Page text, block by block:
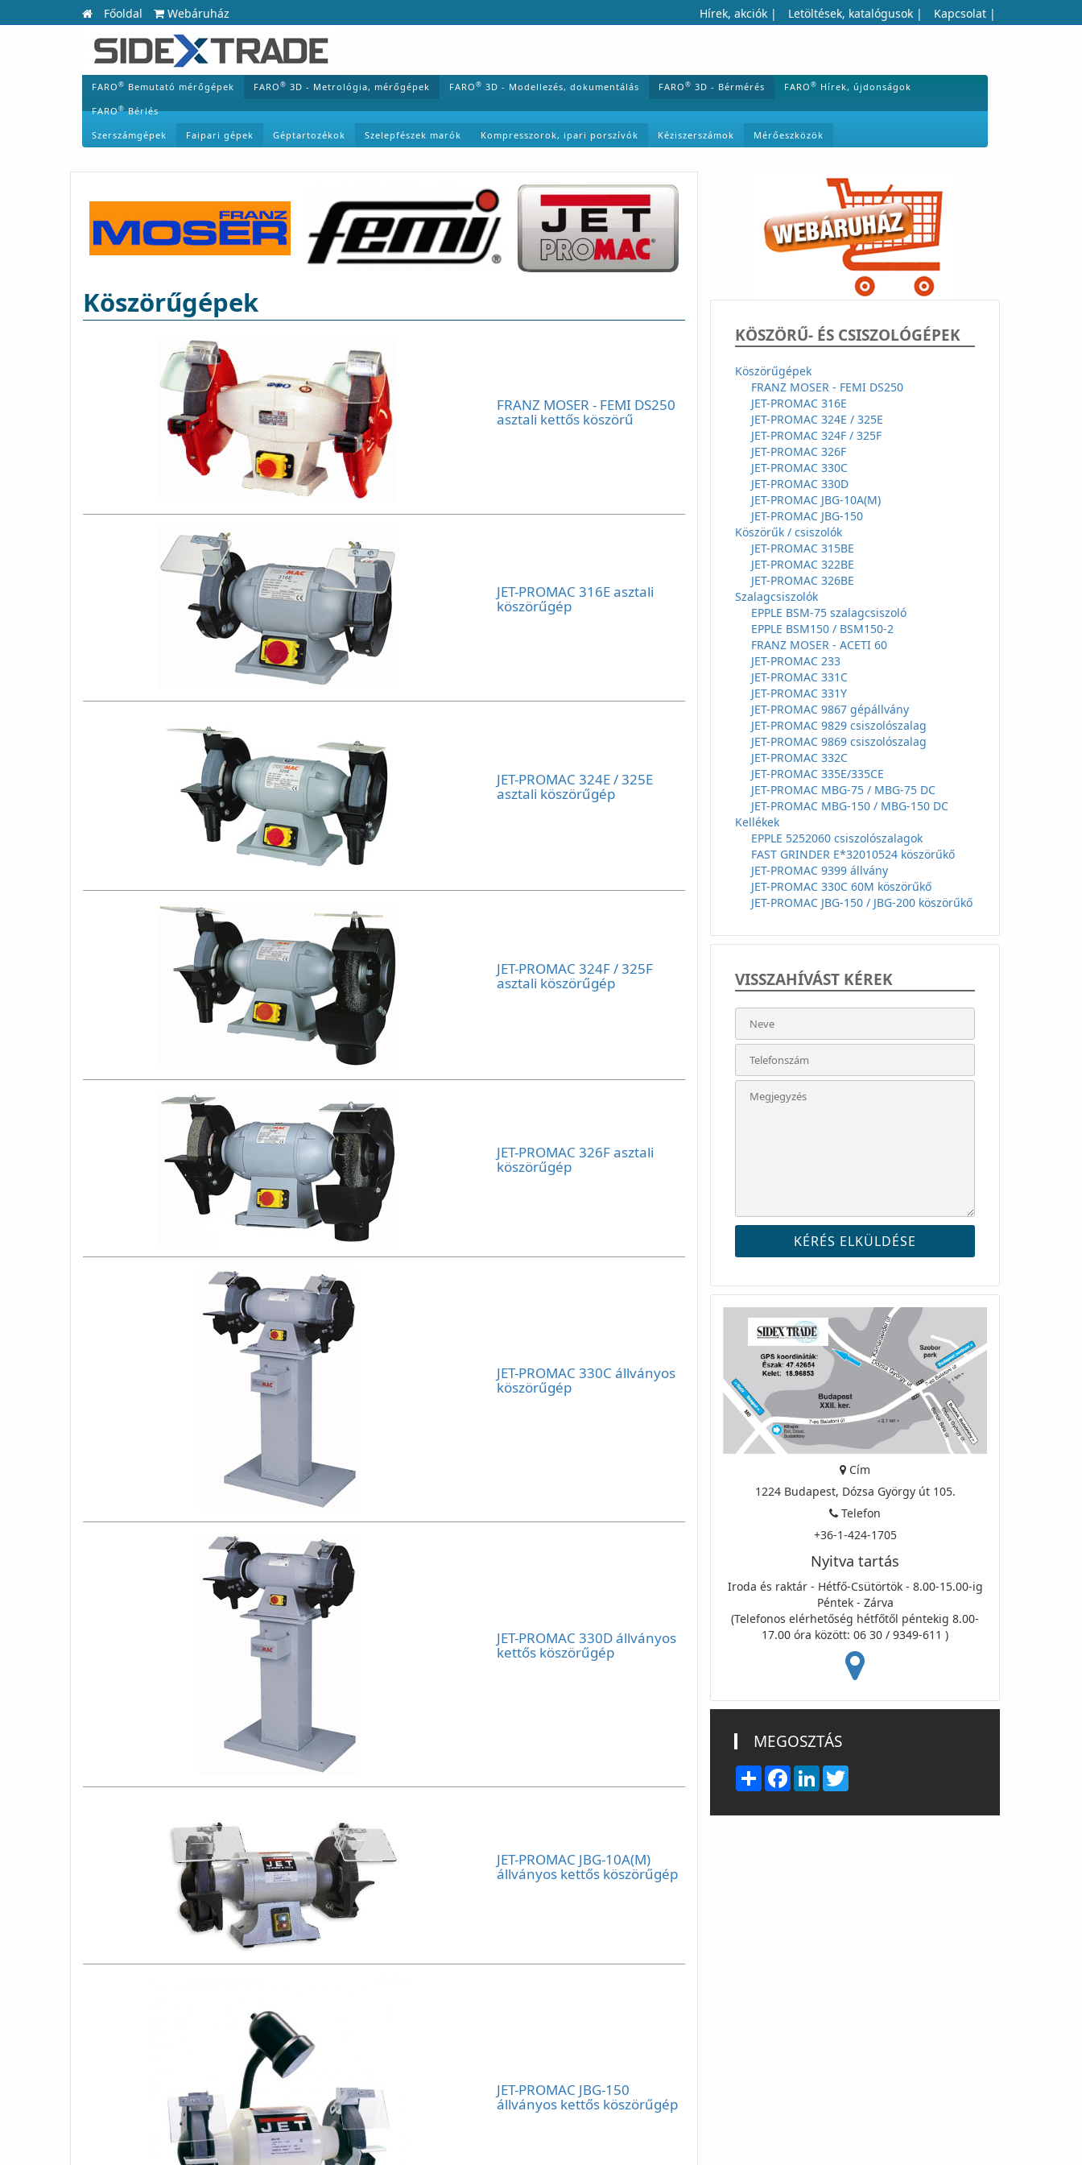
Főoldal Webáruház Hírek, akciók | Letöltések, katalógusok | Kapcsolat |
FARO® Bemutató mérőgépek FARO® 3D - Metrológia, mérőgépek FARO® 3D - Modellezés, dokumentálás FARO® 3D - Bérmérés FARO® Hírek, újdonságok
FARO®Bérlés
Szerszámgépek
Faipari gépek Géptartozékok Szelepfészek marók Kompresszorok, ipari porszívók Kéziszerszámok Mérőeszközök
Köszörűgépek
FRANZ MOSER - FEMI DS250
asztali kettős köszörű
JET-PROMAC 316E asztali
köszörűgép
JET-PROMAC 324E / 325E
asztali köszörűgép
JET-PROMAC 324F / 325F
asztali köszörűgép
JET-PROMAC 326F asztali
köszörűgép
JET-PROMAC 330C állványos
köszörűgép
JET-PROMAC 330D állványos
kettős köszörűgép
JET-PROMAC JBG-10A(M)
állványos kettős köszörűgép
JET-PROMAC JBG-150
állványos kettős köszörűgép
KÖSZÖRŰ- ÉS CSISZOLÓGÉPEK
Köszörűgépek
FRANZ MOSER - FEMI DS250
JET-PROMAC 316E
JET-PROMAC 324E / 325E
JET-PROMAC 324F / 325F
JET-PROMAC 326F
JET-PROMAC 330C
JET-PROMAC 330D
JET-PROMAC JBG-10A(M)
JET-PROMAC JBG-150
Köszörűk / csiszolók
JET-PROMAC 315BE
JET-PROMAC 322BE
JET-PROMAC 326BE
Szalagcsiszolók
EPPLE BSM-75 szalagcsiszoló
EPPLE BSM150 / BSM150-2
FRANZ MOSER - ACETI 60
JET-PROMAC 233
JET-PROMAC 331C
JET-PROMAC 331Y
JET-PROMAC 9867 gépállvány
JET-PROMAC 9829 csiszolószalag
JET-PROMAC 9869 csiszolószalag
JET-PROMAC 332C
JET-PROMAC 335E/335CE
JET-PROMAC MBG-75 / MBG-75 DC
JET-PROMAC MBG-150 / MBG-150 DC
Kellékek
EPPLE 5252060 csiszolószalagok
FAST GRINDER E*32010524 köszörűkő
JET-PROMAC 9399 állvány
JET-PROMAC 330C 60M köszörűkő
JET-PROMAC JBG-150 / JBG-200 köszörűkő
VISSZAHÍVÁST KÉREK
Cím
1224 Budapest, Dózsa György út 105.
Telefon
+36-1-424-1705
Nyitva tartás
Iroda és raktár - Hétfő-Csütörtök - 8.00-15.00-ig
Péntek - Zárva
(Telefonos elérhetőség hétfőtől péntekig 8.00-
17.00 óra között: 06 30 / 9349-611 )
MEGOSZTÁS
Share FacebookLinkedIn